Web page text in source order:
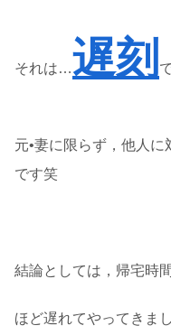
それは…遅刻
元•妻に限らず，他人に
です笑
結論としては，帰宅時
ほど遅れてやってきま